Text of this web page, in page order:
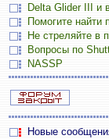
Delta Glider III и
Помогите найти
Не стреляйте в
Вопросы по
NASSP
Новые